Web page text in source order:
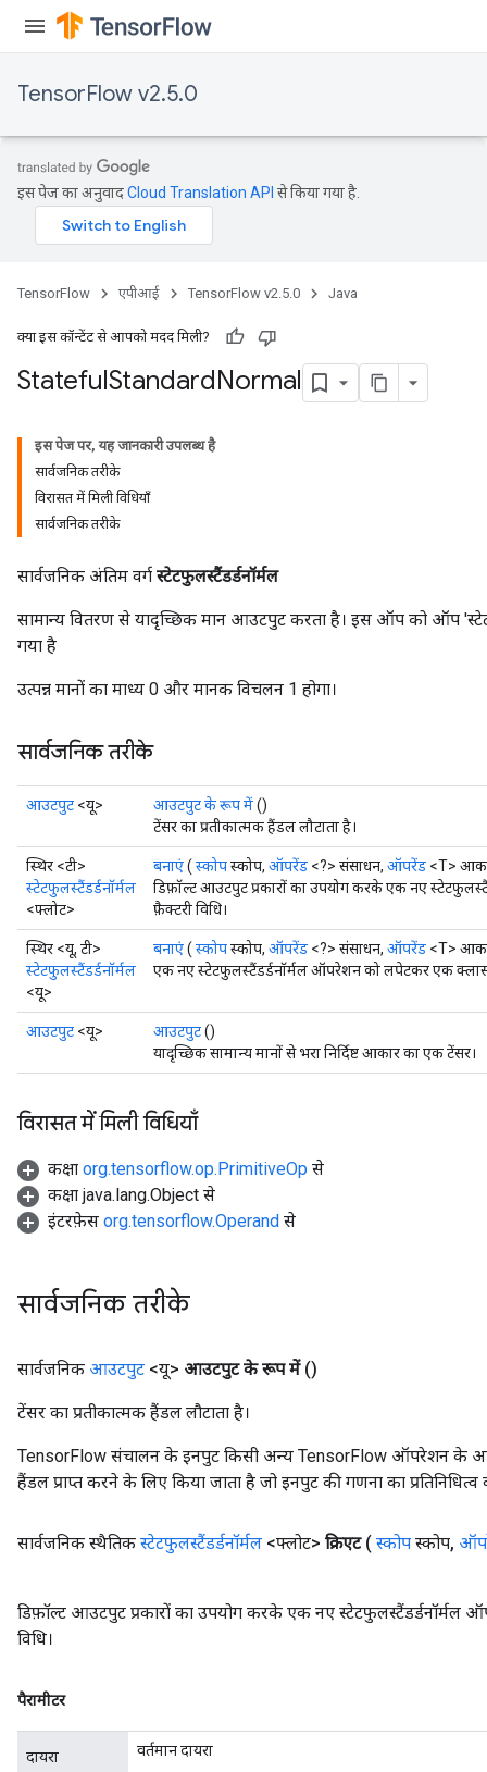
TensorFlow v2.5.0
इस पेज का अनुवादCloud Translation API से किया गया है.
TensorFlow एपीआई TensorFlow v2.5.0 Java
क्या इस कॉन्टेंट से आपको मदद मिली?
StatefulStandardNormal
इस पेज पर, यह जानकारी उपलब्ध है
सार्वजनिक तरीके
विरासत में मिली विधियाँ
सार्वजनिक तरीके
सार्वजनिक अंतिम वर्ग स्टेटफुलस्टैंडर्डनॉर्मल
सामान्य वितरण से यादृच्छिक मान आउटपुट करता है। इस ऑप को ऑप
गया है
उत्पन्न मानों का माध्य 0 और मानक विचलन 1 होगा।
सार्वजनिक तरीके
आउटपुट <यू> आउटपुट के रूप में()
टेंसर का प्रतीकात्मक हैंडल लौटाता है।
स्थिर <टी>
स्टेटफुलस्टैंडर्डनॉर्मल
<फ्लोट>
बनाएं( स्कोपस्कोप, ऑपरेंड <?> संसाधन, ऑपरेंड <T>
डिफ़ॉल्ट आउटपुट प्रकारों का उपयोग करके एक नए
फ़ैक्टरी विधि।
स्थिर <यू, टी>
स्टेटफुलस्टैंडर्डनॉर्मल
<यू>
बनाएं( स्कोपस्कोप, ऑपरेंड <?> संसाधन, ऑपरेंड <T>
एक नए स्टेटफुलस्टैंडर्डनॉर्मल ऑपरेशन को लपेटकर एक क्लास
आउटपुट <यू> आउटपुट()
यादृच्छिक सामान्य मानों से भरा निर्दिष्ट आकार का एक टेंसर।
विरासत में मिली विधियाँ
कक्षा org.tensorflow.op.PrimitiveOp से
कक्षा java.lang.Object से
इंटरफ़ेस org.tensorflow.Operand से
सार्वजनिक तरीके
सार्वजनिक आउटपुट <यू> आउटपुट के रूप में ()
टेंसर का प्रतीकात्मक हैंडल लौटाता है।
TensorFlow संचालन के इनपुट किसी अन्य TensorFlow ऑपरेशन के
हैंडल प्राप्त करने के लिए किया जाता है जो इनपुट की गणना का प्रतिनिधित्व
सार्वजनिक स्थैतिक स्टेटफुलस्टैंडर्डनॉर्मल <फ्लोट> क्रिएट ( स्कोप स्कोप,
डिफ़ॉल्ट आउटपुट प्रकारों का उपयोग करके एक नए
विधि।
पैरामीटर
दायरा वर्तमान दायरा